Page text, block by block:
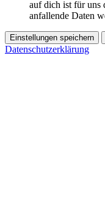
auf dich ist für uns
anfallende Daten
Einstellungen speichern
Datenschutzerklärung